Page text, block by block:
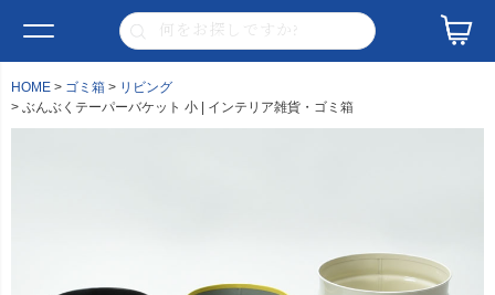
HOME ゴミ箱
リビング
ぶんぶくテーパーバケット 小 | インテリア雑貨・ゴミ箱